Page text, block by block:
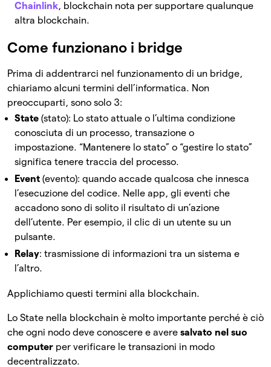
Chainlink, blockchain nota per supportare qualunque
altra blockchain.
Come funzionano i bridge
Prima di addentrarci nel funzionamento di un bridge,
chiariamo alcuni termini dell’informatica. Non
preoccuparti, sono solo 3:
State (stato): Lo stato attuale o l’ultima condizione
conosciuta di un processo, transazione o
impostazione. “Mantenere lo stato” o “gestire lo stato”
significa tenere traccia del processo.
Event (evento): quando accade qualcosa che innesca
l’esecuzione del codice. Nelle app, gli eventi che
accadono sono di solito il risultato di un’azione
dell’utente. Per esempio, il clic di un utente su un
pulsante.
Relay: trasmissione di informazioni tra un sistema e
l’altro.
Applichiamo questi termini alla blockchain.
Lo State nella blockchain è molto importante perché è ciò
che ogni nodo deve conoscere e avere salvato nel suo
computer per verificare le transazioni in modo
decentralizzato.